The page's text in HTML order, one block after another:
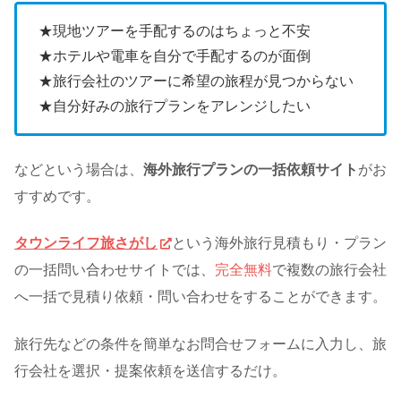
★現地ツアーを手配するのはちょっと不安
★ホテルや電車を自分で手配するのが面倒
★旅行会社のツアーに希望の旅程が見つからない
★自分好みの旅行プランをアレンジしたい
などという場合は、 海外旅行プランの一括依頼サイト がお
すすめです。
タウンライフ旅さがし
という海外旅行見積もり・プラン
の一括問い合わせサイトでは、 完全無料で複数の旅行会社
へ一括で見積り依頼・問い合わせをすることができます。
旅行先などの条件を簡単なお問合せフォームに入力し、旅
行会社を選択・提案依頼を送信するだけ。